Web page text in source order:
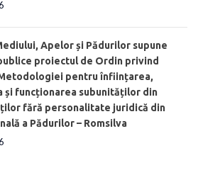
Apelor și Pădurilor supune
proiectul de Ordin privind
pentru înființarea,
și funcționarea subunităților din
fără personalitate juridică din
a Pădurilor – Romsilva